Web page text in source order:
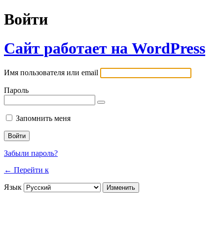
Войти
Сайт работает на WordPress
Имя пользователя или email
Пароль
Запомнить меня
Забыли пароль?
← Перейти к
Язык